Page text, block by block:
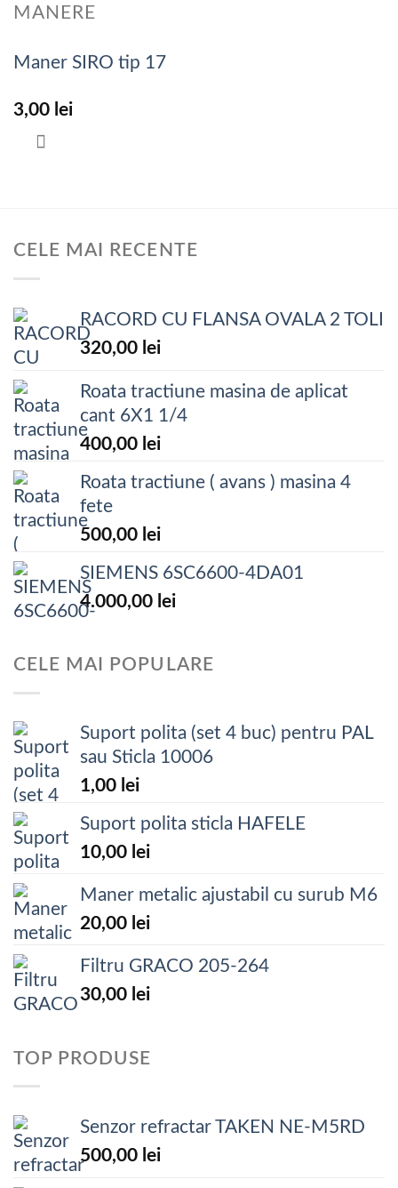
MANERE
Maner SIRO tip 17
3,00 lei
CELE MAI RECENTE
RACORD CU FLANSA OVALA 2 TOLI
320,00 lei
Roata tractiune masina de aplicat
cant 6X1 1/4
400,00 lei
Roata tractiune ( avans ) masina 4
fete
500,00 lei
SIEMENS 6SC6600-4DA01
4.000,00 lei
CELE MAI POPULARE
Suport polita (set 4 buc) pentru PAL
sau Sticla 10006
1,00 lei
Suport polita sticla HAFELE
10,00 lei
Maner metalic ajustabil cu surub M6
20,00 lei
Filtru GRACO 205-264
30,00 lei
TOP PRODUSE
Senzor refractar TAKEN NE-M5RD
500,00 lei